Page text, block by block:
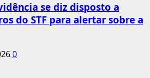
se diz disposto a
do STF para alertar sobre a
0